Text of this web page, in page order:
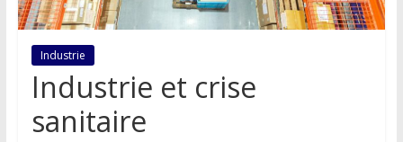
Industrie
Industrie et crise
sanitaire